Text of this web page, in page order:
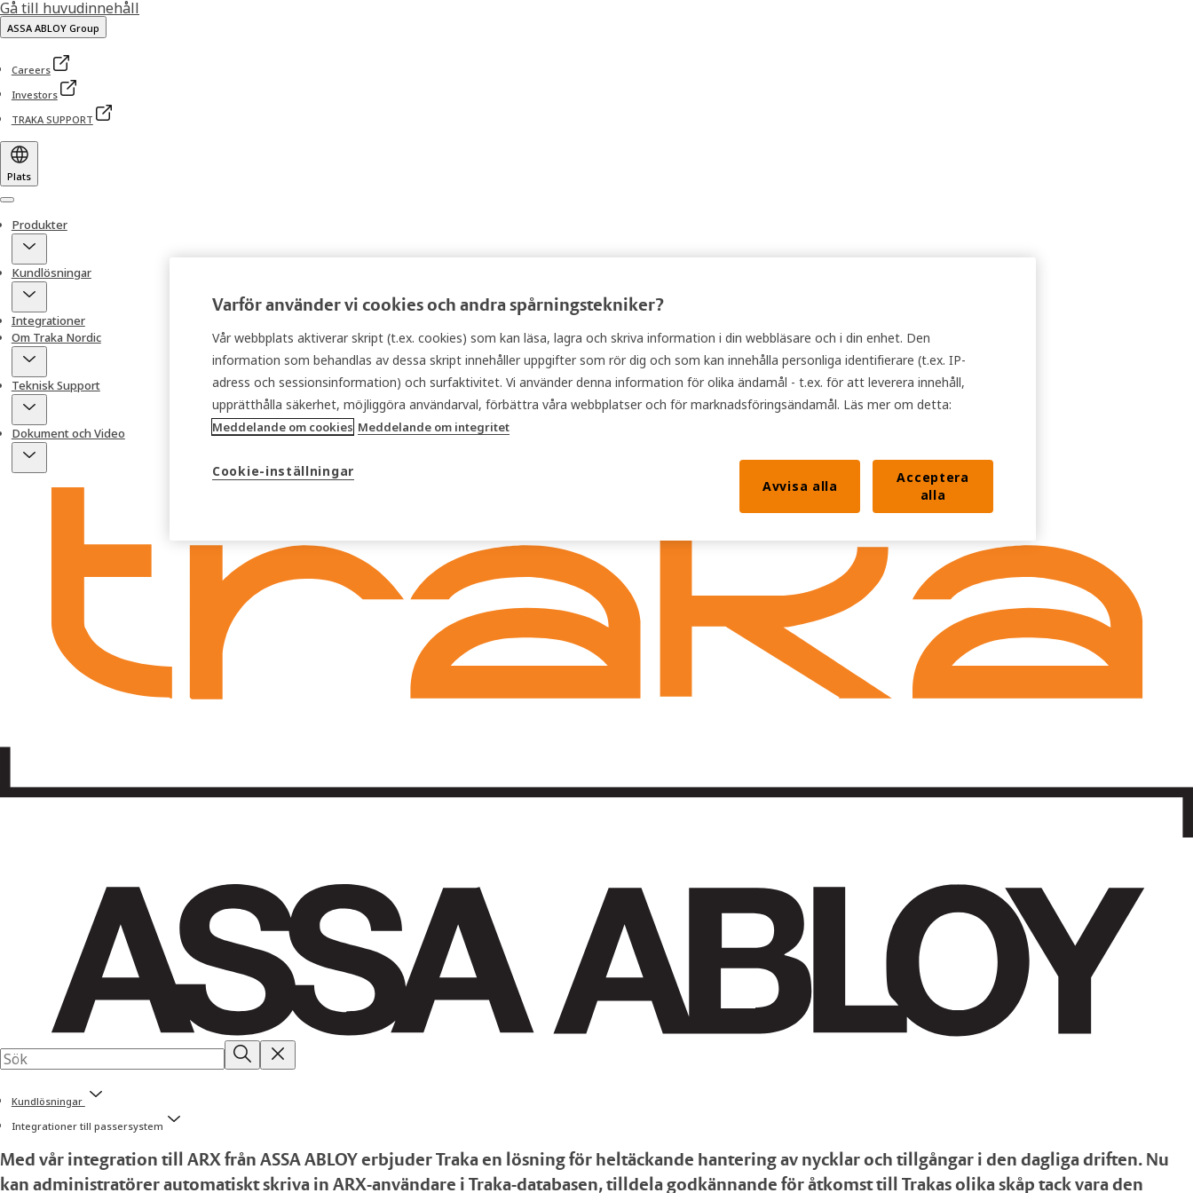
Gå till huvudinnehåll
ASSA ABLOY Group
Careers
Investors
TRAKA SUPPORT
Plats
Menu
Produkter
Kundlösningar
Integrationer
Om Traka Nordic
Teknisk Support
Dokument och Video
Kundlösningar
Integrationer till passersystem
Med vår integration till ARX från ASSA ABLOY erbjuder Traka en lösning för heltäckande hantering av nycklar och tillgångar i den dagliga driften. Nu
kan administratörer automatiskt skriva in ARX-användare i Traka-databasen, tilldela godkännande för åtkomst till Trakas olika skåp tack vara den
Varför använder vi cookies och andra spårningstekniker?
Vår webbplats aktiverar skript (t.ex. cookies) som kan läsa, lagra och skriva information i din webbläsare och i din enhet. Den
information som behandlas av dessa skript innehåller uppgifter som rör dig och som kan innehålla personliga identifierare (t.ex. IP-
adress och sessionsinformation) och surfaktivitet. Vi använder denna information för olika ändamål - t.ex. för att leverera innehåll,
upprätthålla säkerhet, möjliggöra användarval, förbättra våra webbplatser och för marknadsföringsändamål. Läs mer om detta:
Meddelande om cookies Meddelande om integritet
Cookie-inställningar
Avvisa alla
Acceptera
alla